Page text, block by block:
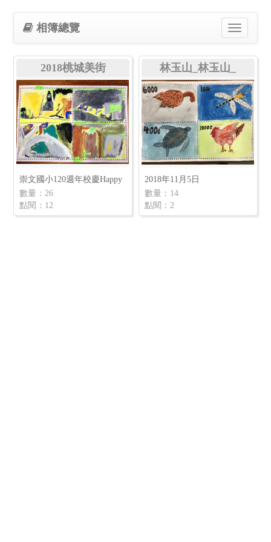
Toggle
navigation
相簿總覽
2018桃城美街
崇文國小120週年校慶Happy
數量：26
點閱：12
林玉山_林玉山_
2018年11月5日
數量：14
點閱：2